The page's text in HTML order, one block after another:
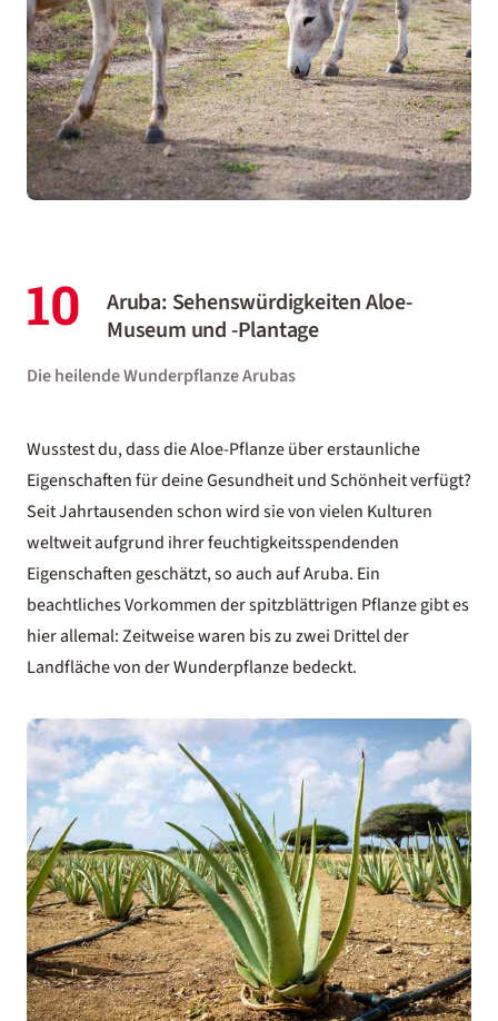
10
Aruba: Sehenswürdigkeiten Aloe-
Museum und -Plantage
Die heilende Wunderpflanze Arubas
Wusstest du, dass die Aloe-Pflanze über erstaunliche
Eigenschaften für deine Gesundheit und Schönheit verfügt?
Seit Jahrtausenden schon wird sie von vielen Kulturen
weltweit aufgrund ihrer feuchtigkeitsspendenden
Eigenschaften geschätzt, so auch auf Aruba. Ein
beachtliches Vorkommen der spitzblättrigen Pflanze gibt es
hier allemal: Zeitweise waren bis zu zwei Drittel der
Landfläche von der Wunderpflanze bedeckt.